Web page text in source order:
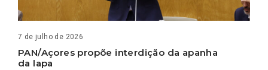
7 de julho de 2026
PAN/Açores propõe interdição da apanha
da lapa